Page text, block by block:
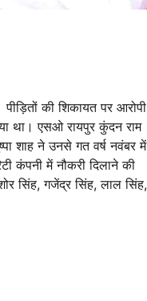
की शिकायत पर आरोपी
था। एसओ रायपुर कुंदन राम
शाह ने उनसे गत वर्ष नवंबर में
कंपनी में नौकरी दिलाने की
सिंह, गजेंद्र सिंह, लाल सिंह,